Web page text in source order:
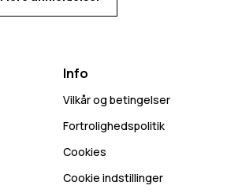
Info
Vilkår og betingelser
Fortrolighedspolitik
Cookies
Cookie indstillinger